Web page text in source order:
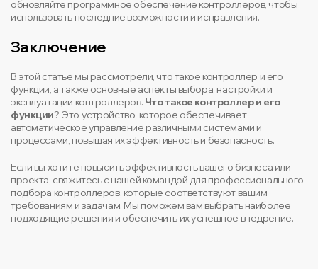
обновляйте программное обеспечение контроллеров, чтобы
использовать последние возможности и исправления.
Заключение
В этой статье мы рассмотрели, что такое контроллер и его
функции, а также основные аспекты выбора, настройки и
эксплуатации контроллеров. Что такое контроллер и его
функции? Это устройство, которое обеспечивает
автоматическое управление различными системами и
процессами, повышая их эффективность и безопасность.
Если вы хотите повысить эффективность вашего бизнеса или
проекта, свяжитесь с нашей командой для профессионального
подбора контроллеров, которые соответствуют вашим
требованиям и задачам. Мы поможем вам выбрать наиболее
подходящие решения и обеспечить их успешное внедрение.